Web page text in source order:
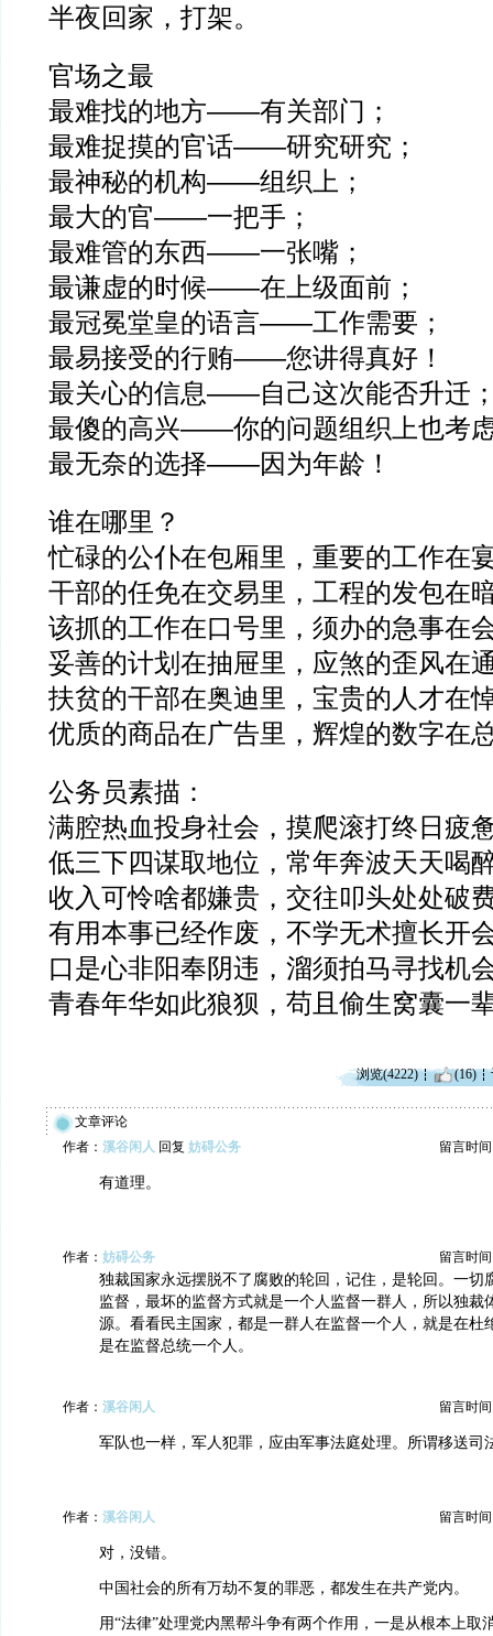
半夜回家，打架。
官场之最
最难找的地方——有关部门；
最难捉摸的官话——研究研究；
最神秘的机构——组织上；
最大的官——一把手；
最难管的东西——一张嘴；
最谦虚的时候——在上级面前；
最冠冕堂皇的语言——工作需要；
最易接受的行贿——您讲得真好！
最关心的信息——自己这次能否升迁
最傻的高兴——你的问题组织上也考
最无奈的选择——因为年龄！
谁在哪里？
忙碌的公仆在包厢里，重要的工作在
干部的任免在交易里，工程的发包在
该抓的工作在口号里，须办的急事在
妥善的计划在抽屉里，应煞的歪风在
扶贫的干部在奥迪里，宝贵的人才在
优质的商品在广告里，辉煌的数字在
公务员素描：
满腔热血投身社会，摸爬滚打终日疲
低三下四谋取地位，常年奔波天天喝
收入可怜啥都嫌贵，交往叩头处处破
有用本事已经作废，不学无术擅长开
口是心非阳奉阴违，溜须拍马寻找机
青春年华如此狼狈，苟且偷生窝囊一
浏览(4222) (16)
文章评论
作者： 溪谷闲人 回复 妨碍公务 留言时间
有道理。
作者： 妨碍公务 留言时间
独裁国家永远摆脱不了腐败的轮回，记住，是轮回。一切
监督，最坏的监督方式就是一个人监督一群人，所以独裁
源。看看民主国家，都是一群人在监督一个人，就是在杜
是在监督总统一个人。
作者： 溪谷闲人 留言时间
军队也一样，军人犯罪，应由军事法庭处理。所谓移送司
作者： 溪谷闲人 留言时间
对，没错。
中国社会的所有万劫不复的罪恶，都发生在共产党内。
用“法律”处理党内黑帮斗争有两个作用，一是从根本上取